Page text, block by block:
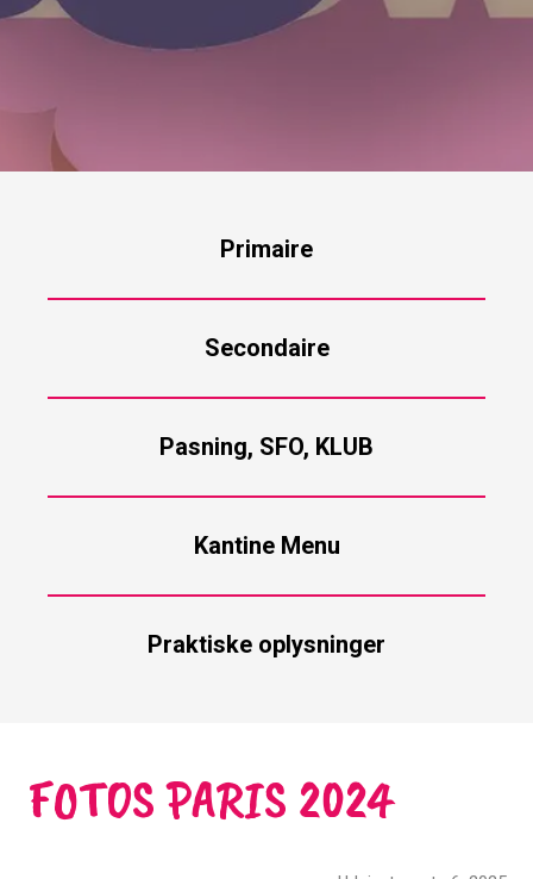
Primaire
Secondaire
Pasning, SFO, KLUB
Kantine Menu
Praktiske oplysninger
FOTOS PARIS 2024